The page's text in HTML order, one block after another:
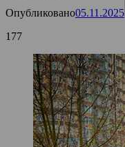
Опубликовано05.11.2025
177